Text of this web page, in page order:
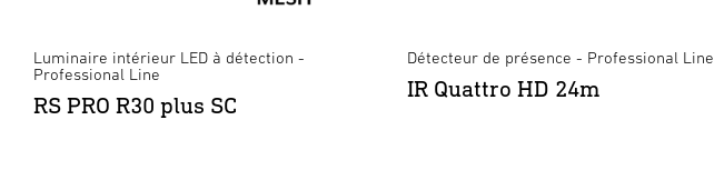
Luminaire intérieur LED à détection -
Professional Line
RS PRO R30 plus SC
Détecteur de présence - Professional Line
IR Quattro HD 24m